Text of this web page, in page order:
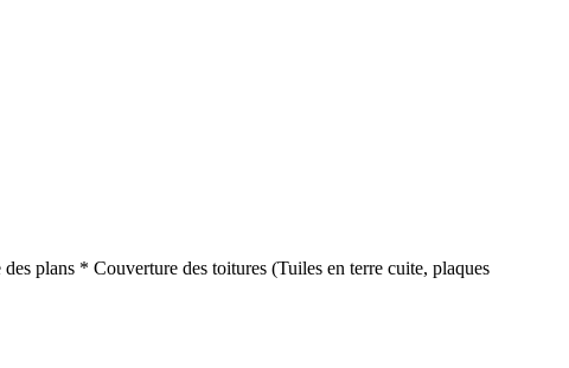
plans * Couverture des toitures (Tuiles en terre cuite, plaques